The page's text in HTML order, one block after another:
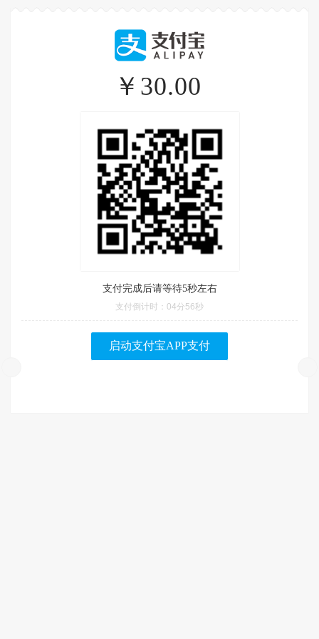
￥30.00
支付完成后请等待5秒左右
支付倒计时： 04分56秒
启动支付宝APP支付